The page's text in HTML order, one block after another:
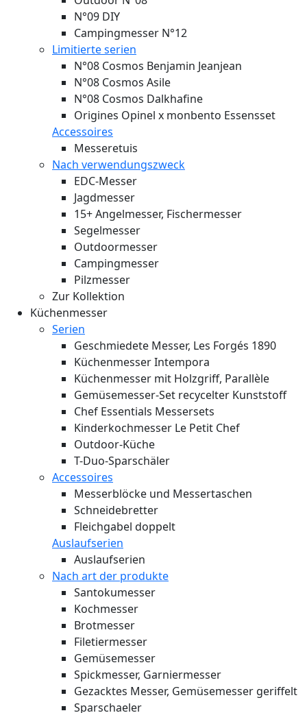
N°09 DIY
Campingmesser N°12
Limitierte serien
N°08 Cosmos Benjamin Jeanjean
N°08 Cosmos Asile
N°08 Cosmos Dalkhafine
Origines Opinel x monbento Essensset
Accessoires
Messeretuis
Nach verwendungszweck
EDC-Messer
Jagdmesser
15+ Angelmesser, Fischermesser
Segelmesser
Outdoormesser
Campingmesser
Pilzmesser
Zur Kollektion
Küchenmesser
Serien
Geschmiedete Messer, Les Forgés 1890
Küchenmesser Intempora
Küchenmesser mit Holzgriff, Parallèle
Gemüsemesser-Set recycelter Kunststoff
Chef Essentials Messersets
Kinderkochmesser Le Petit Chef
Outdoor-Küche
T-Duo-Sparschäler
Accessoires
Messerblöcke und Messertaschen
Schneidebretter
Fleichgabel doppelt
Auslaufserien
Auslaufserien
Nach art der produkte
Santokumesser
Kochmesser
Brotmesser
Filetiermesser
Gemüsemesser
Spickmesser, Garniermesser
Gezacktes Messer, Gemüsemesser geriffelt
Sparschaeler